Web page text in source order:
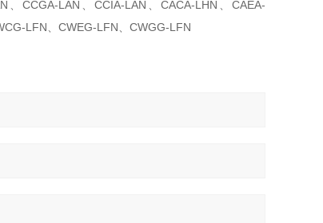
、CCGA-LAN、CCIA-LAN、CACA-LHN、CAEA-
LFN、CWEG-LFN、CWGG-LFN